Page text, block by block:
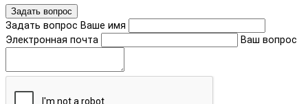
Задать вопрос
Задать вопрос Ваше имя
Электронная почта
Ваш вопрос